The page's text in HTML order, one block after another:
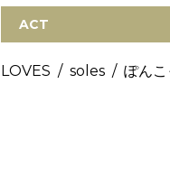
ACT
LOVES / soles / ぽんこ